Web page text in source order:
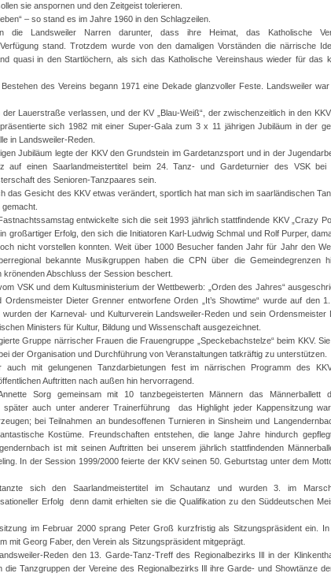
sie anspornen und den Zeitgeist tolerieren.
– so stand es im Jahre 1960 in den Schlagzeilen.
die Landsweiler Narren darunter, dass ihre Heimat, das Katholische
Verfügung stand. Trotzdem wurde von den damaligen Vorständen die närrische
quasi in den Startlöchern, als sich das Katholische Vereinshaus wieder für das
des Vereins begann 1971 eine Dekade glanzvoller Feste. Landsweiler
Lauerstraße verlassen, und der KV „Blau-Weiß“, der zwischenzeitlich in den
sich 1982 mit einer Super-Gala zum 3 x 11 jährigen Jubiläum in der
in Landsweiler-Reden.
Jubiläum legte der KKV den Grundstein im Gardetanzsport und in der
auf einen Saarlandmeistertitel beim 24. Tanz- und Gardeturnier des VSK bei
des Senioren-Tanzpaares sein.
das Gesicht des KKV etwas verändert, sportlich hat man sich im saarländischen
entwickelte sich die seit 1993 jährlich stattfindende KKV „Crazy
großartiger Erfolg, den sich die Initiatoren Karl-Ludwig Schmal und Rolf Purper,
nicht vorstellen konnten. Weit über 1000 Besucher fanden Jahr für Jahr den
bekannte Musikgruppen haben die CPN über die Gemeindegrenzen
Abschluss der Session beschert.
VSK und dem Kultusministerium der Wettbewerb: „Orden des Jahres“
Ordensmeister Dieter Grenner entworfene Orden „It’s Showtime“ wurde auf den
der Karneval- und Kulturverein Landsweiler-Reden und sein Ordensmeister
Ministers für Kultur, Bildung und Wissenschaft ausgezeichnet.
Gruppe närrischer Frauen die Frauengruppe „Speckebachstelze“ beim KKV.
der Organisation und Durchführung von Veranstaltungen tatkräftig zu unterstützen.
auch mit gelungenen Tanzdarbietungen fest im närrischen Programm des
Auftritten nach außen hin hervorragend.
Sorg gemeinsam mit 10 tanzbegeisterten Männern das Männerballett
auch unter anderer Trainerführung das Highlight jeder Kappensitzung
bei Teilnahmen an bundesoffenen Turnieren in Sinsheim und
Kostüme. Freundschaften entstehen, die lange Jahre hindurch
ist mit seinen Auftritten bei unserem jährlich stattfindenden
In der Session 1999/2000 feierte der KKV seinen 50. Geburtstag unter dem
sich den Saarlandmeistertitel im Schautanz und wurden 3. im
Erfolg denn damit erhielten sie die Qualifikation zu den Süddeutschen
im Februar 2000 sprang Peter Groß kurzfristig als Sitzungspräsident ein.
mit Georg Faber, den Verein als Sitzungspräsident mitgeprägt.
Reden den 13. Garde-Tanz-Treff des Regionalbezirks Ill in der
die Tanzgruppen der Vereine des Regionalbezirks Ill ihre Garde- und Showtänze